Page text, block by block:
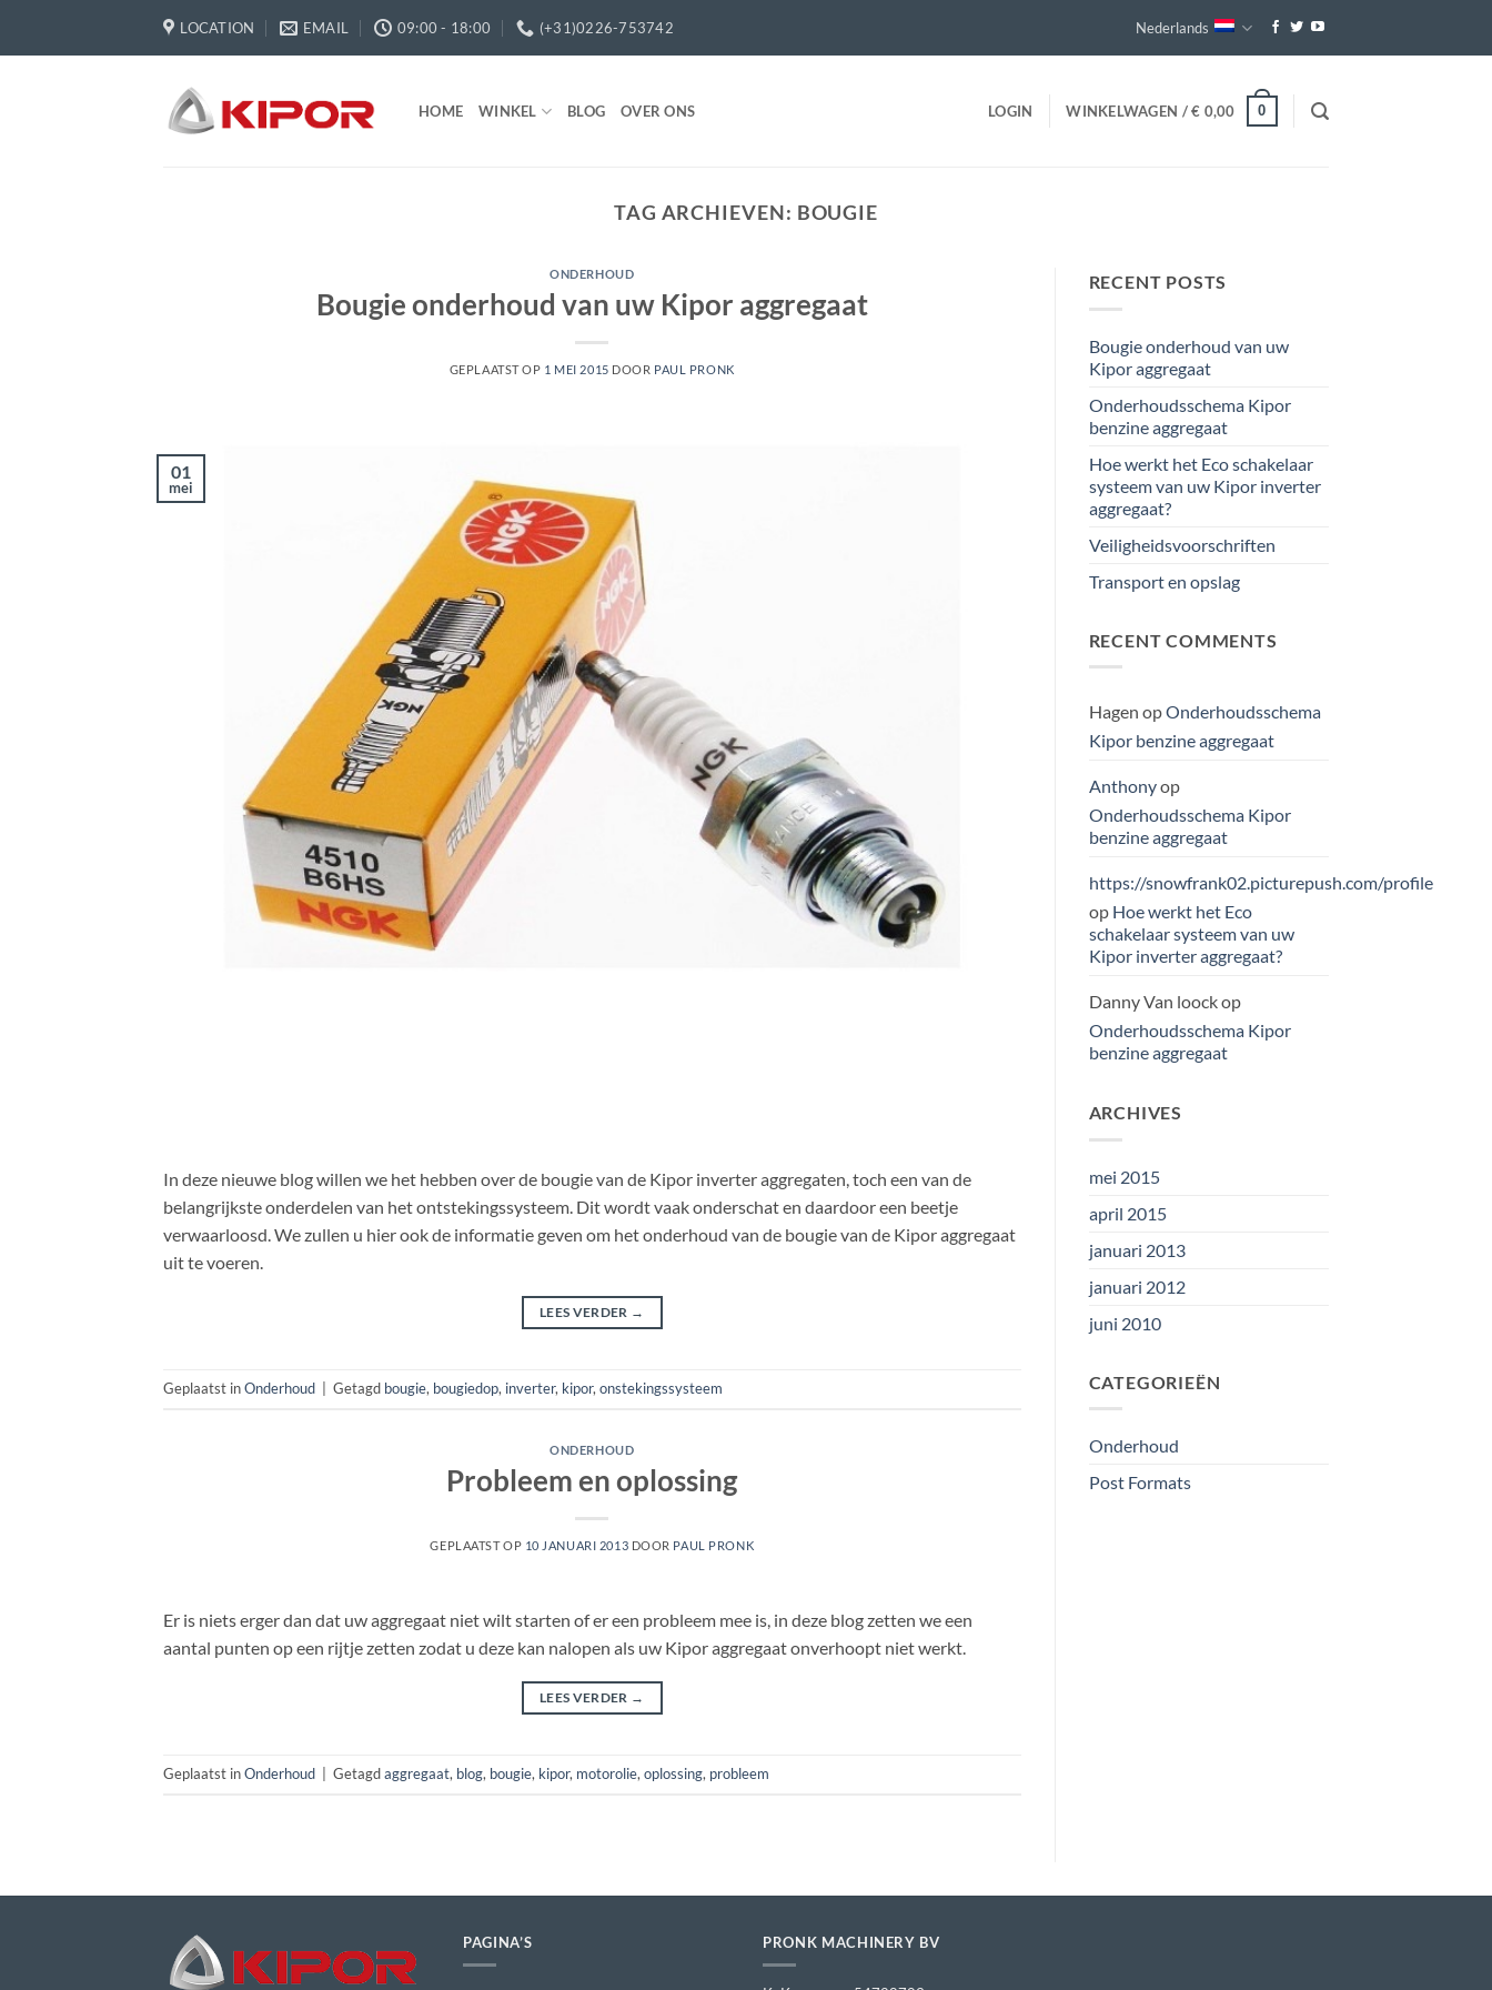
LOCATION EMAIL 09:00 - 18:00 (+31)0226-753742 Nederlands
HOME WINKEL BLOG OVER ONS LOGIN WINKELWAGEN /€ 0,00 0
TAG ARCHIEVEN: BOUGIE
ONDERHOUD
Bougie onderhoud van uw Kipor aggregaat
GEPLAATST OP 1 MEI 2015 DOOR PAUL PRONK
01
mei
In deze nieuwe blog willen we het hebben over de bougie van de Kipor inverter aggregaten, toch een van de
belangrijkste onderdelen van het ontstekingssysteem. Dit wordt vaak onderschat en daardoor een beetje
verwaarloosd. We zullen u hier ook de informatie geven om het onderhoud van de bougie van de Kipor aggregaat
uit te voeren.
LEES VERDER →
Geplaatst inOnderhoud Getagd bougie, bougiedop, inverter, kipor,onstekingssysteem
ONDERHOUD
Probleem en oplossing
GEPLAATST OP 10 JANUARI 2013 DOOR PAUL PRONK
Er is niets erger dan dat uw aggregaat niet wilt starten of er een probleem mee is, in deze blog zetten we een
aantal punten op een rijtje zetten zodat u deze kan nalopen als uw Kipor aggregaat onverhoopt niet werkt.
LEES VERDER →
Geplaatst inOnderhoud Getagdaggregaat, blog, bougie, kipor, motorolie, oplossing, probleem
RECENT POSTS
Bougie onderhoud van uw
Kipor aggregaat
Onderhoudsschema Kipor
benzine aggregaat
Hoe werkt het Eco schakelaar
systeem van uw Kipor inverter
aggregaat?
Veiligheidsvoorschriften
Transport en opslag
RECENT COMMENTS
Hagen opOnderhoudsschema
Kipor benzine aggregaat
Anthonyop
Onderhoudsschema Kipor
benzine aggregaat
https://snowfrank02.picturepush.com/profile
op Hoe werkt het Eco
schakelaar systeem van uw
Kipor inverter aggregaat?
Danny Van loockop
Onderhoudsschema Kipor
benzine aggregaat
ARCHIVES
mei 2015
april 2015
januari 2013
januari 2012
juni 2010
CATEGORIEËN
Onderhoud
Post Formats
PAGINA’S PRONK MACHINERY BV